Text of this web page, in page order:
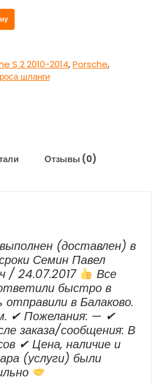
S 2 2010-2014,Porsche,
шланги
Отзывы (0)
(доставлен) в
Семин Павел
/ 24.07.2017
Все
быстро в
в Балаково.
✔ Пожелания: — ✔
заказа/сообщения: В
✔ Цена, наличие и
(услуги) были